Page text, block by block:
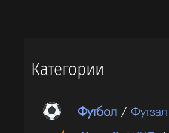
Категории
Футбол /Футзал